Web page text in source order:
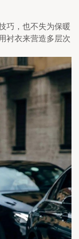
巧，也不失为保暖
衬衣来营造多层次